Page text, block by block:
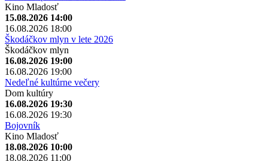
Kino Mladosť
15.08.2026 14:00
16.08.2026 18:00
Škodáčkov mlyn v lete 2026
Škodáčkov mlyn
16.08.2026 19:00
16.08.2026 19:00
Nedeľné kultúrne večery
Dom kultúry
16.08.2026 19:30
16.08.2026 19:30
Bojovník
Kino Mladosť
18.08.2026 10:00
18.08.2026 11:00